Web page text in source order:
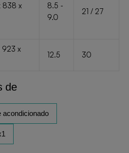
838 x
8.5 -
9.0
21 / 27
923 x
12.5 30
de
acondicionado